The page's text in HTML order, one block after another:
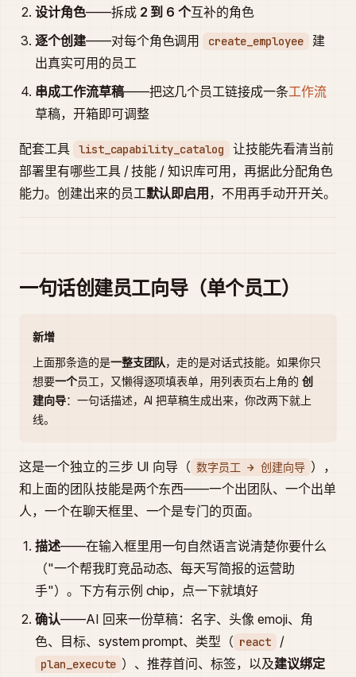
设计角色——拆成 2 到 6 个互补的角色
逐个创建——对每个角色调用 create_employee
建
出真实可用的员工
串成工作流草稿——把这几个员工链接成一条工作流
草稿，开箱即可调整
配套工具 list_capability_catalog
让技能先看清当前
部署里有哪些工具 / 技能 / 知识库可用，再据此分配角色
能力。创建出来的员工默认即启用 ，不用再手动开开关。
一句话创建员工向导（单个员工）
新增
上面那条造的是一整支团队，走的是对话式技能。如果你只
想要一个员工，又懒得逐项填表单，用列表页右上角的 创
建向导：一句话描述，AI 把草稿生成出来，你改两下就上
线。
这是一个独立的三步 UI 向导（ 数字员工 → 创建向导 ），
和上面的团队技能是两个东西——一个出团队、一个出单
人，一个在聊天框里、一个是专门的页面。
描述——在输入框里用一句自然语言说清楚你要什么
（"一个帮我盯竞品动态、每天写简报的运营助
手"）。下方有示例 chip，点一下就填好
确认——AI 回来一份草稿：名字、头像 emoji、角
色、目标、system prompt、类型（ react /
plan_execute ）、推荐首问、标签，以及建议绑定